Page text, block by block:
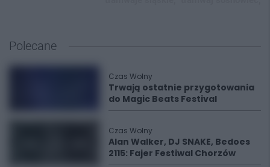
Polecane
Czas Wolny
Trwają ostatnie przygotowania
do Magic Beats Festival
Czas Wolny
Alan Walker, DJ SNAKE, Bedoes
2115: Fajer Festiwal Chorzów